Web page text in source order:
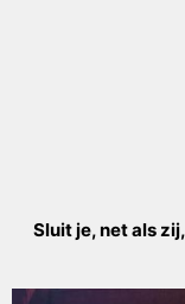
Sluit je, net als